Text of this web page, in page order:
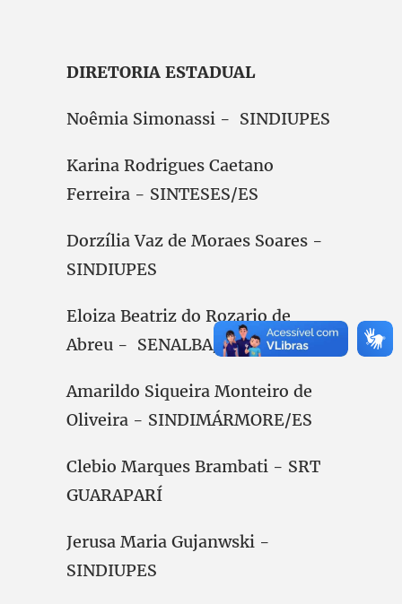
DIRETORIA ESTADUAL
Noêmia Simonassi - SINDIUPES
Karina Rodrigues Caetano
Ferreira - SINTESES/ES
Dorzília Vaz de Moraes Soares -
SINDIUPES
Eloiza Beatriz do Rozario de
Abreu - SENALBA/ES
Amarildo Siqueira Monteiro de
Oliveira - SINDIMÁRMORE/ES
Clebio Marques Brambati - SRT
GUARAPARÍ
Jerusa Maria Gujanwski -
SINDIUPES